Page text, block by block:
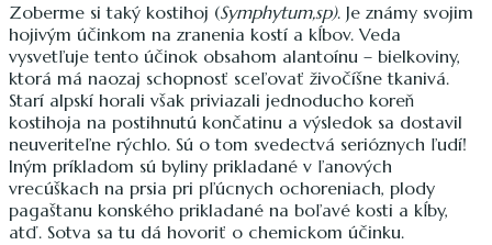
Zoberme si taký kostihoj (Symphytum,sp). Je známy svojim
hojivým účinkom na zranenia kostí a kĺbov. Veda
vysvetľuje tento účinok obsahom alantoínu – bielkoviny,
ktorá má naozaj schopnosť sceľovať živočíšne tkanivá.
Starí alpskí horali však priviazali jednoducho koreň
kostihoja na postihnutú končatinu a výsledok sa dostavil
neuveriteľne rýchlo. Sú o tom svedectvá serióznych ľudí!
Iným príkladom sú byliny prikladané v ľanových
vrecúškach na prsia pri pľúcnych ochoreniach, plody
pagaštanu konského prikladané na boľavé kosti a kĺby,
atď. Sotva sa tu dá hovoriť o chemickom účinku.